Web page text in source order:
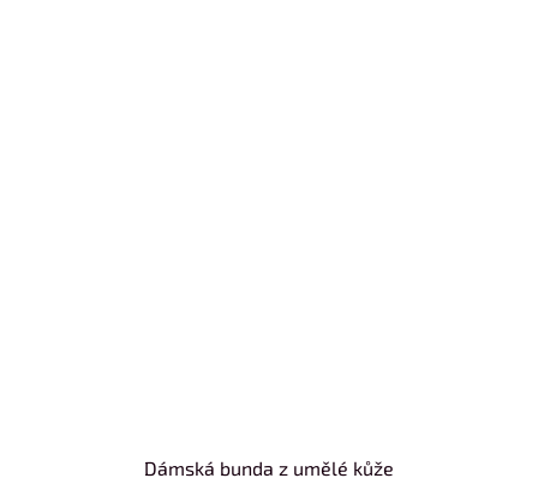
Dámská bunda z umělé kůže